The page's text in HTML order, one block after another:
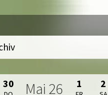
30 Mai 26 1 2